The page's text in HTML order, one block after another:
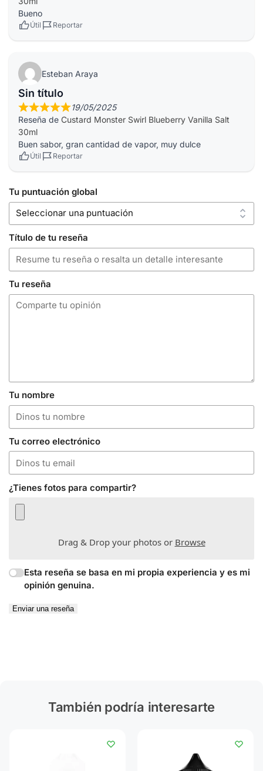
Bueno
Útil Reportar
Esteban Araya
Sin título
19/05/2025
Reseña de Custard Monster Swirl Blueberry Vanilla Salt
30ml
Buen sabor, gran cantidad de vapor, muy dulce
Útil Reportar
Tu puntuación global
Título de tu reseña
Tu reseña
Tu nombre
Tu correo electrónico
¿Tienes fotos para compartir?
Drag & Drop your photos or Browse
Esta reseña se basa en mi propia experiencia y es mi
opinión genuina.
Enviar una reseña
También podría interesarte